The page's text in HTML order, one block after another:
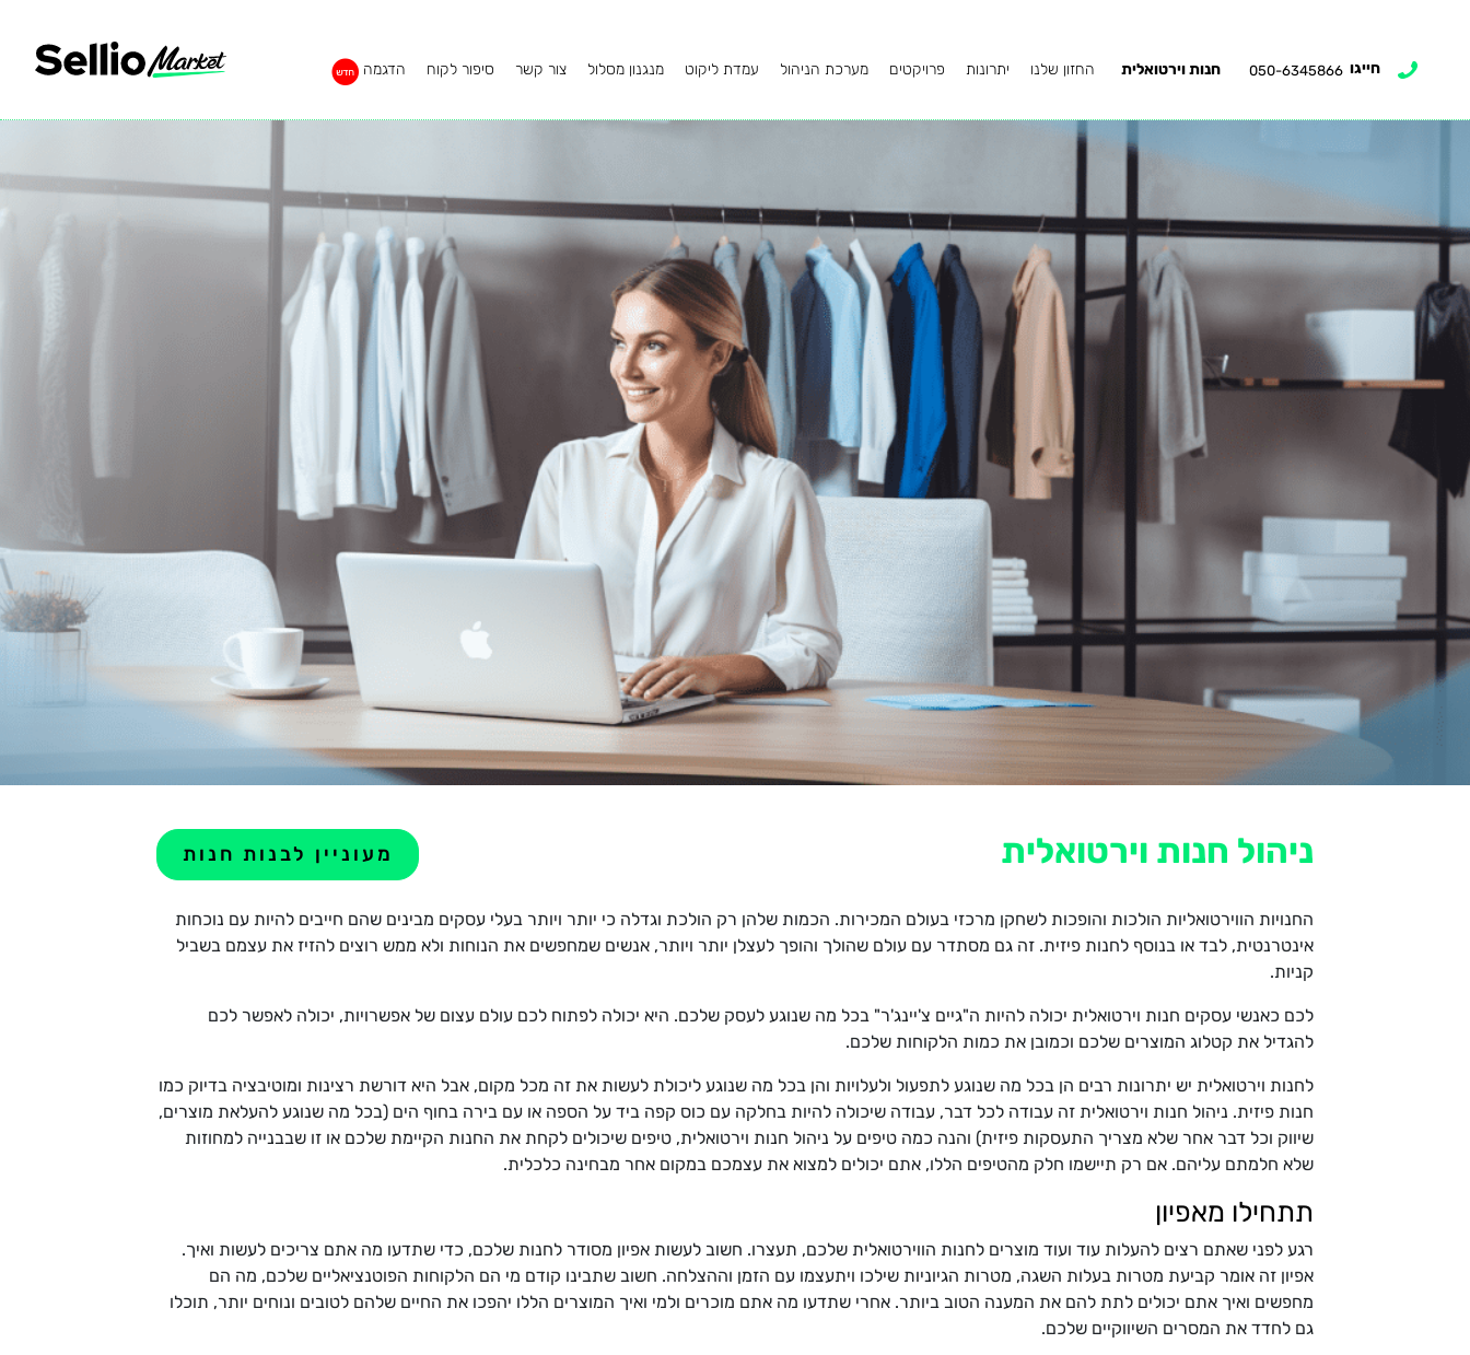
חייגו 050-6345866 חנות וירטואלית החזון שלנו יתרונות פרויקטים מערכת הניהול עמדת ליקוט מנגנון מסלול צור קשר סיפור לקוח הדגמה
ניהול חנות וירטואלית מעוניין לבנות חנות
החנויות הווירטואליות הולכות והופכות לשחקן מרכזי בעולם המכירות. הכמות שלהן רק הולכת וגדלה כי יותר ויותר בעלי עסקים מבינים שהם חייבים להיות עם נוכחות
אינטרנטית, לבד או בנוסף לחנות פיזית. זה גם מסתדר עם עולם שהולך והופך לעצלן יותר ויותר, אנשים שמחפשים את הנוחות ולא ממש רוצים להזיז את עצמם בשביל
קניות.
לכם כאנשי עסקים חנות וירטואלית יכולה להיות ה"גיים צ'יינג'ר" בכל מה שנוגע לעסק שלכם. היא יכולה לפתוח לכם עולם עצום של אפשרויות, יכולה לאפשר לכם
להגדיל את קטלוג המוצרים שלכם וכמובן את כמות הלקוחות שלכם.
לחנות וירטואלית יש יתרונות רבים הן בכל מה שנוגע לתפעול ולעלויות והן בכל מה שנוגע ליכולת לעשות את זה מכל מקום, אבל היא דורשת רצינות ומוטיבציה בדיוק כמו
חנות פיזית. ניהול חנות וירטואלית זה עבודה לכל דבר, עבודה שיכולה להיות בחלקה עם כוס קפה ביד על הספה או עם בירה בחוף הים (בכל מה שנוגע להעלאת מוצרים,
שיווק וכל דבר אחר שלא מצריך התעסקות פיזית) והנה כמה טיפים על ניהול חנות וירטואלית, טיפים שיכולים לקחת את החנות הקיימת שלכם או זו שבבנייה למחוזות
שלא חלמתם עליהם. אם רק תיישמו חלק מהטיפים הללו, אתם יכולים למצוא את עצמכם במקום אחר מבחינה כלכלית.
תתחילו מאפיון
רגע לפני שאתם רצים להעלות עוד ועוד מוצרים לחנות הווירטואלית שלכם, תעצרו. חשוב לעשות אפיון מסודר לחנות שלכם, כדי שתדעו מה אתם צריכים לעשות ואיך.
אפיון זה אומר קביעת מטרות בעלות השגה, מטרות הגיוניות שילכו ויתעצמו עם הזמן וההצלחה. חשוב שתבינו קודם מי הם הלקוחות הפוטנציאליים שלכם, מה הם
מחפשים ואיך אתם יכולים לתת להם את המענה הטוב ביותר. אחרי שתדעו מה אתם מוכרים ולמי ואיך המוצרים הללו יהפכו את החיים שלהם לטובים ונוחים יותר, תוכלו
גם לחדד את המסרים השיווקיים שלכם.